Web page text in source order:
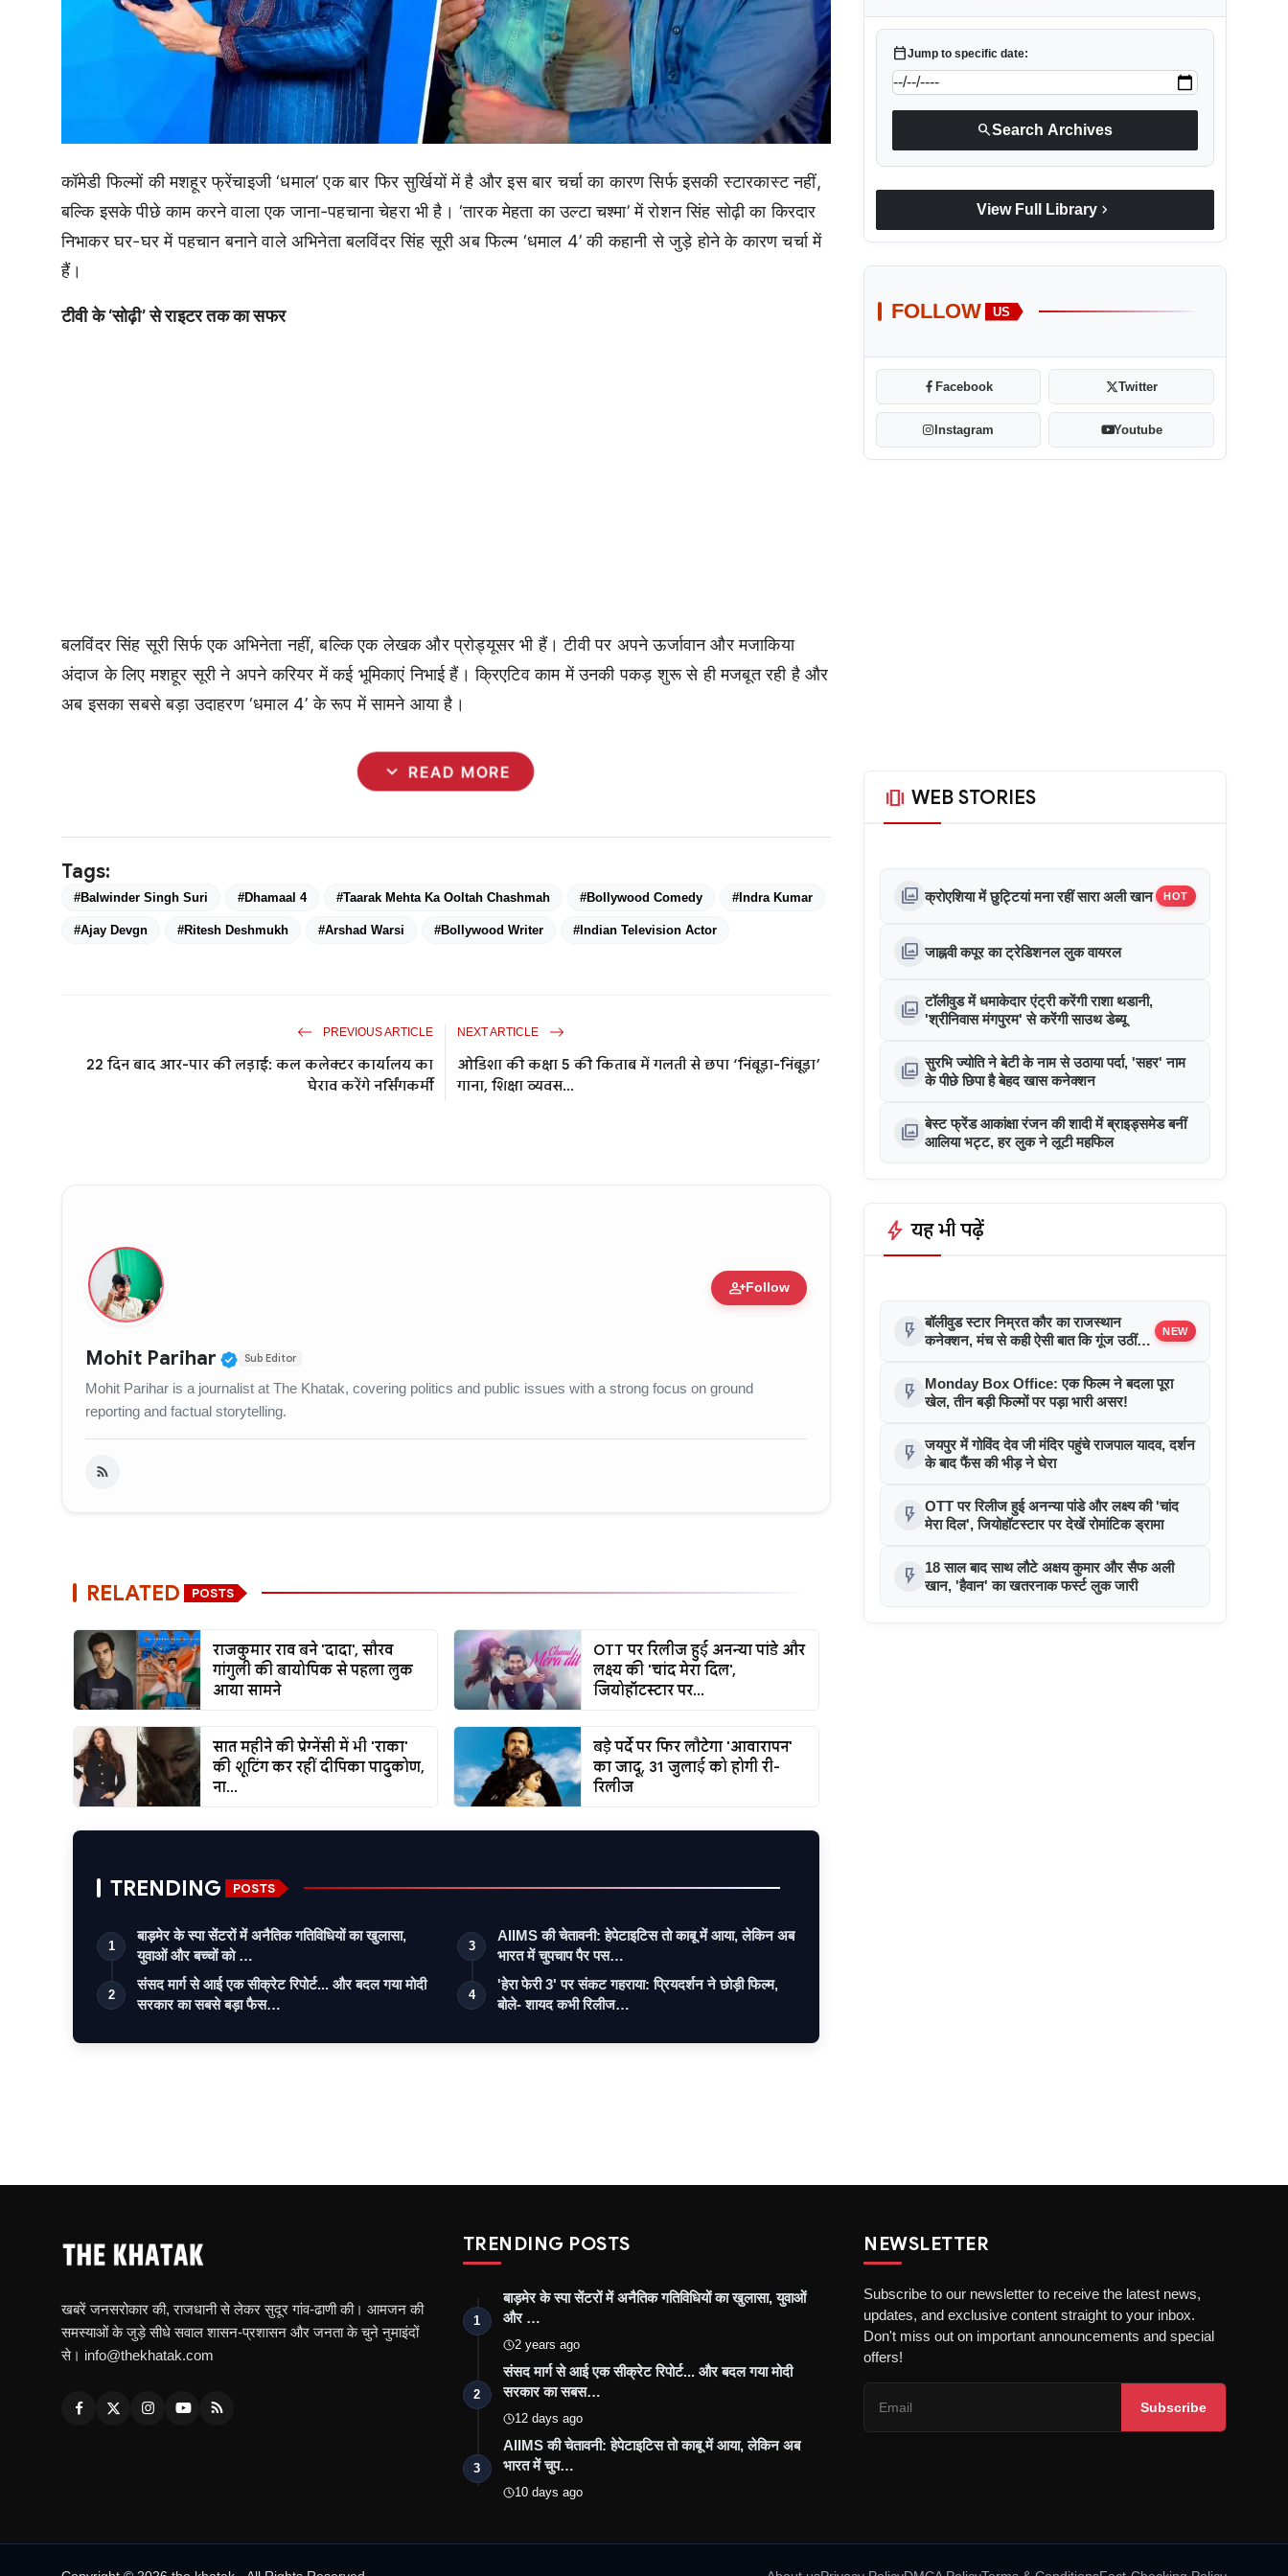
कॉमेडी फिल्मों की मशहूर फ्रेंचाइजी ‘धमाल’ एक बार फिर सुर्खियों में है और इस बार चर्चा का कारण सिर्फ इसकी स्टारकास्ट नहीं,
बल्कि इसके पीछे काम करने वाला एक जाना-पहचाना चेहरा भी है। ‘तारक मेहता का उल्टा चश्मा’ में रोशन सिंह सोढ़ी का किरदार
निभाकर घर-घर में पहचान बनाने वाले अभिनेता बलविंदर सिंह सूरी अब फिल्म ‘धमाल 4’ की कहानी से जुड़े होने के कारण चर्चा में
हैं।
टीवी के ‘सोढ़ी’ से राइटर तक का सफर
बलविंदर सिंह सूरी सिर्फ एक अभिनेता नहीं, बल्कि एक लेखक और प्रोड्यूसर भी हैं। टीवी पर अपने ऊर्जावान और मजाकिया
अंदाज के लिए मशहूर सूरी ने अपने करियर में कई भूमिकाएं निभाई हैं। क्रिएटिव काम में उनकी पकड़ शुरू से ही मजबूत रही है और
अब इसका सबसे बड़ा उदाहरण ‘धमाल 4’ के रूप में सामने आया है।
expand_more READ MORE
Tags:
#Balwinder Singh Suri #Dhamaal 4 #Taarak Mehta Ka Ooltah Chashmah #Bollywood Comedy #Indra Kumar
#Ajay Devgn #Ritesh Deshmukh #Arshad Warsi #Bollywood Writer #Indian Television Actor
PREVIOUS ARTICLE
22 दिन बाद आर-पार की लड़ाई: कल कलेक्टर कार्यालय का
घेराव करेंगे नर्सिंगकर्मी
NEXT ARTICLE
ओडिशा की कक्षा 5 की किताब में गलती से छपा ‘निंबूड़ा-निंबूड़ा’
गाना, शिक्षा व्यवस...
person_addFollow
Mohit Parihar Verified Public Figure • 11 Jun, 2026
Sub Editor
Mohit Parihar is a journalist at The Khatak, covering politics and public issues with a strong focus on ground
reporting and factual storytelling.
RELATED POSTS
राजकुमार राव बने 'दादा', सौरव
गांगुली की बायोपिक से पहला लुक
आया सामने
OTT पर रिलीज हुई अनन्या पांडे और
लक्ष्य की 'चांद मेरा दिल',
जियोहॉटस्टार पर...
सात महीने की प्रेग्नेंसी में भी 'राका'
की शूटिंग कर रहीं दीपिका पादुकोण,
ना...
बड़े पर्दे पर फिर लौटेगा 'आवारापन'
का जादू, 31 जुलाई को होगी री-
रिलीज
TRENDING POSTS
1
बाड़मेर के स्पा सेंटरों में अनैतिक गतिविधियों का खुलासा,
युवाओं और बच्चों को …
2
संसद मार्ग से आई एक सीक्रेट रिपोर्ट... और बदल गया मोदी
सरकार का सबसे बड़ा फैस…
3
AIIMS की चेतावनी: हेपेटाइटिस तो काबू में आया, लेकिन अब
भारत में चुपचाप पैर पस…
4
'हेरा फेरी 3' पर संकट गहराया: प्रियदर्शन ने छोड़ी फिल्म,
बोले- शायद कभी रिलीज…
calendar_todayJump to specific date:
searchSearch Archives
View Full Library chevron_right
FOLLOW US
Facebook Twitter
Instagram Youtube
amp_stories WEB STORIES
photo_library क्रोएशिया में छुट्टियां मना रहीं सारा अली खान HOT
photo_library जाह्नवी कपूर का ट्रेडिशनल लुक वायरल
photo_library टॉलीवुड में धमाकेदार एंट्री करेंगी राशा थडानी,
'श्रीनिवास मंगपुरम' से करेंगी साउथ डेब्यू
photo_library सुरभि ज्योति ने बेटी के नाम से उठाया पर्दा, 'सहर' नाम
के पीछे छिपा है बेहद खास कनेक्शन
photo_library बेस्ट फ्रेंड आकांक्षा रंजन की शादी में ब्राइड्समेड बनीं
आलिया भट्ट, हर लुक ने लूटी महफिल
bolt यह भी पढ़ें
flash_on बॉलीवुड स्टार निम्रत कौर का राजस्थान
कनेक्शन, मंच से कही ऐसी बात कि गूंज उठीं
NEW
flash_on
Monday Box Office: एक फिल्म ने बदला पूरा
खेल, तीन बड़ी फिल्मों पर पड़ा भारी असर!
flash_on जयपुर में गोविंद देव जी मंदिर पहुंचे राजपाल यादव, दर्शन
के बाद फैंस की भीड़ ने घेरा
flash_on OTT पर रिलीज हुई अनन्या पांडे और लक्ष्य की 'चांद
मेरा दिल', जियोहॉटस्टार पर देखें रोमांटिक ड्रामा
flash_on
18 साल बाद साथ लौटे अक्षय कुमार और सैफ अली
खान, 'हैवान' का खतरनाक फर्स्ट लुक जारी
खबरें जनसरोकार की, राजधानी से लेकर सुदूर गांव-ढाणी की। आमजन की
समस्याओं के जुड़े सीधे सवाल शासन-प्रशासन और जनता के चुने नुमाइंदों
से। info@thekhatak.com
TRENDING POSTS
1
बाड़मेर के स्पा सेंटरों में अनैतिक गतिविधियों का खुलासा, युवाओं
और …
2 years ago
2
संसद मार्ग से आई एक सीक्रेट रिपोर्ट... और बदल गया मोदी
सरकार का सबस…
12 days ago
3
AIIMS की चेतावनी: हेपेटाइटिस तो काबू में आया, लेकिन अब
भारत में चुप…
10 days ago
NEWSLETTER
Subscribe to our newsletter to receive the latest news,
updates, and exclusive content straight to your inbox.
Don't miss out on important announcements and special
offers!
Subscribe